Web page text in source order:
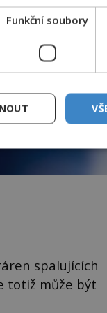
spalujících
totiž může být
Funkční soubory